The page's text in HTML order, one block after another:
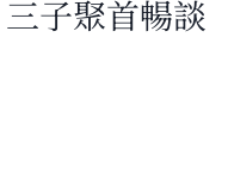
子聚首暢談